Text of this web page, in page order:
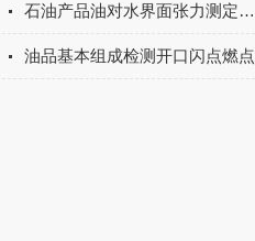
石油产品油对水界面张力测定法是怎样的
油品基本组成检测开口闪点燃点